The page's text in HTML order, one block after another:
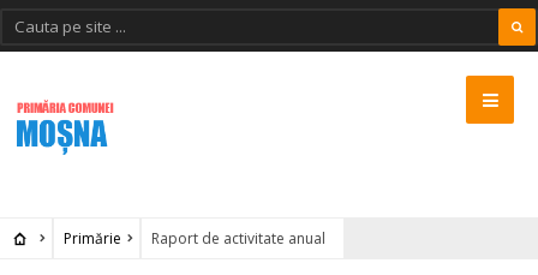
Primărie Raport de activitate anual